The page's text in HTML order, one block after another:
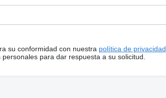
su conformidad con nuestra política de privacidad
para dar respuesta a su solicitud.